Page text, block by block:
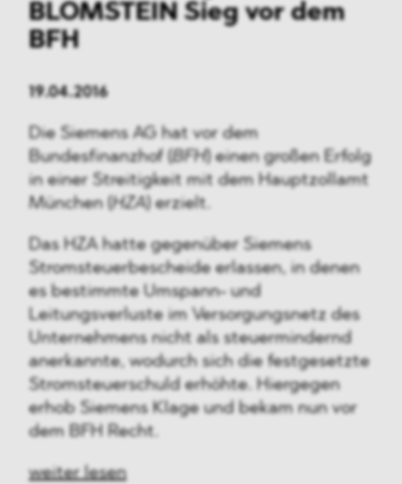
BLOMSTEIN Sieg vor dem
BFH
19.04.2016
Die Siemens AG hat vor dem
Bundesfinanzhof ( BFH) einen großen Erfolg
in einer Streitigkeit mit dem Hauptzollamt
München ( HZA ) erzielt.
Das HZA hatte gegenüber Siemens
Stromsteuerbescheide erlassen, in denen
es bestimmte Umspann- und
Leitungsverluste im Versorgungsnetz des
Unternehmens nicht als steuermindernd
anerkannte, wodurch sich die festgesetzte
Stromsteuerschuld erhöhte. Hiergegen
erhob Siemens Klage und bekam nun vor
dem BFH Recht.
weiter lesen